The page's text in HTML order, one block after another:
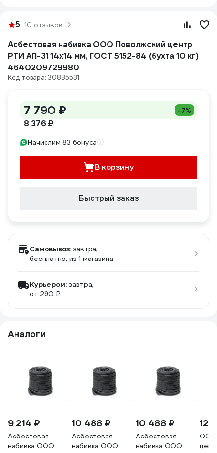
5 10 отзывов
Асбестовая набивка ООО Поволжский центр
РТИ АП-31 14x14 мм, ГОСТ 5152-84 (бухта 10 кг)
4640209729980
Код товара: 30885531
7 790 ₽ -7%
8 376 ₽
Начислим 83 бонуса
В корзину
Быстрый заказ
Самовывоз: завтра,
бесплатно, из 1 магазина
Курьером: завтра,
от 290 ₽
Аналоги
9 214 ₽
Асбестовая
набивка ООО
10 488 ₽
Асбестовая
набивка ООО
10 488 ₽
Асбестовая
набивка ООО
12
ООО